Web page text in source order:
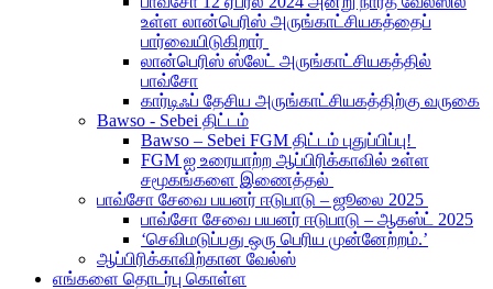
உள்ள லான்பெரிஸ் அருங்காட்சியகத்தைப்
பார்வையிடுகிறார்
லான்பெரிஸ் ஸ்லேட் அருங்காட்சியகத்தில்
பாவ்சோ
கார்டிஃப் தேசிய அருங்காட்சியகத்திற்கு வருகை
Bawso - Sebei திட்டம்
Bawso – Sebei FGM திட்டம் புதுப்பிப்பு!
FGM ஐ உரையாற்ற ஆப்பிரிக்காவில் உள்ள
சமூகங்களை இணைத்தல்
பாவ்சோ சேவை பயனர் ஈடுபாடு – ஜூலை 2025
பாவ்சோ சேவை பயனர் ஈடுபாடு – ஆகஸ்ட் 2025
‘செவிமடுப்பது ஒரு பெரிய முன்னேற்றம்.’
ஆப்பிரிக்காவிற்கான வேல்ஸ்
எங்களை தொடர்பு கொள்ள